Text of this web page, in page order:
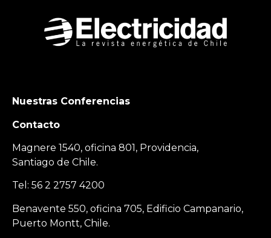
Nuestras Conferencias
Contacto
Magnere 1540, oficina 801, Providencia,
Santiago de Chile.
Tel: 56 2 2757 4200
Benavente 550, oficina 705, Edificio Campanario,
Puerto Montt, Chile.